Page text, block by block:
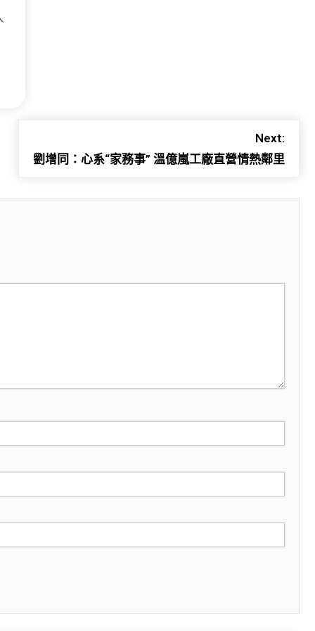
Next:
劉增同：心系“家務事” 溫億嵐工廠直營情熱鄰里